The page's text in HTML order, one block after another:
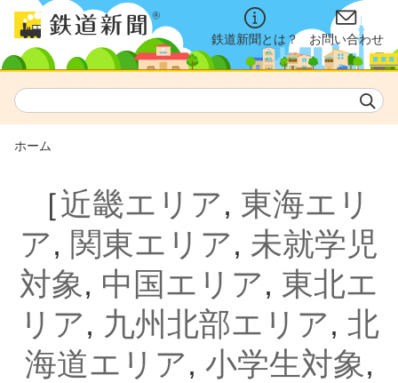
鉄道新聞とは？ お問い合わせ
ホーム
［近畿エリア, 東海エリ
ア, 関東エリア, 未就学児
対象, 中国エリア, 東北エ
リア, 九州北部エリア, 北
海道エリア, 小学生対象,